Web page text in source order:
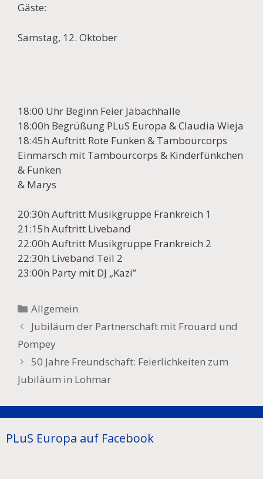
Gäste:
Samstag, 12. Oktober
18:00 Uhr Beginn Feier Jabachhalle
18:00h Begrüßung PLuS Europa & Claudia Wieja
18:45h Auftritt Rote Funken & Tambourcorps
Einmarsch mit Tambourcorps & Kinderfünkchen
& Funken
& Marys
20:30h Auftritt Musikgruppe Frankreich 1
21:15h Auftritt Liveband
22:00h Auftritt Musikgruppe Frankreich 2
22:30h Liveband Teil 2
23:00h Party mit DJ „Kazi”
Kategorien
Allgemein
Beitrags-
Navigation
Jubiläum der Partnerschaft mit Frouard und
Pompey
50 Jahre Freundschaft: Feierlichkeiten zum
Jubiläum in Lohmar
PLuS Europa auf Facebook